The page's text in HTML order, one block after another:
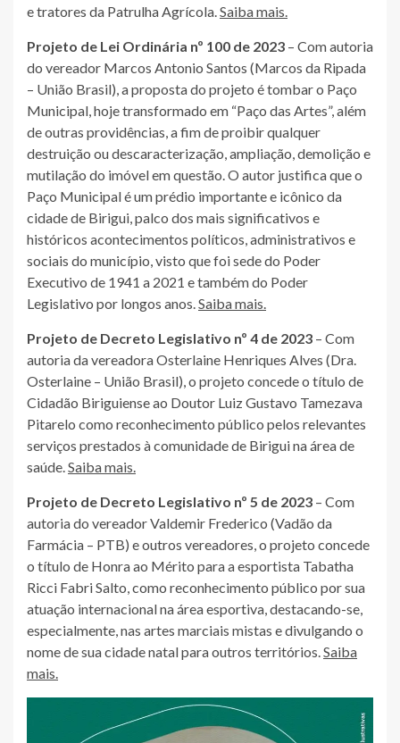
e tratores da Patrulha Agrícola.Saiba mais.
Projeto de Lei Ordinária nº 100 de 2023 – Com autoria
do vereador Marcos Antonio Santos (Marcos da Ripada
– União Brasil), a proposta do projeto é tombar o Paço
Municipal, hoje transformado em “Paço das Artes”, além
de outras providências, a fim de proibir qualquer
destruição ou descaracterização, ampliação, demolição e
mutilação do imóvel em questão. O autor justifica que o
Paço Municipal é um prédio importante e icônico da
cidade de Birigui, palco dos mais significativos e
históricos acontecimentos políticos, administrativos e
sociais do município, visto que foi sede do Poder
Executivo de 1941 a 2021 e também do Poder
Legislativo por longos anos.Saiba mais.
Projeto de Decreto Legislativo nº 4 de 2023 – Com
autoria da vereadora Osterlaine Henriques Alves (Dra.
Osterlaine – União Brasil), o projeto concede o título de
Cidadão Biriguiense ao Doutor Luiz Gustavo Tamezava
Pitarelo como reconhecimento público pelos relevantes
serviços prestados à comunidade de Birigui na área de
saúde.Saiba mais.
Projeto de Decreto Legislativo nº 5 de 2023 – Com
autoria do vereador Valdemir Frederico (Vadão da
Farmácia – PTB) e outros vereadores, o projeto concede
o título de Honra ao Mérito para a esportista Tabatha
Ricci Fabri Salto, como reconhecimento público por sua
atuação internacional na área esportiva, destacando-se,
especialmente, nas artes marciais mistas e divulgando o
nome de sua cidade natal para outros territórios.Saiba
mais.